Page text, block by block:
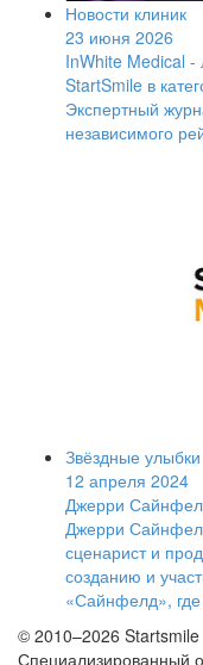
Новости клиник
23 июня 2026
InWhite Medical -
StartSmile в
Экспертный
независимого
Звёздные улыбки
12 апреля 2024
Джерри
Джерри
сценарист и
созданию и
«Сайнфелд»,
© 2010–2026 Startsmile
Специализированный